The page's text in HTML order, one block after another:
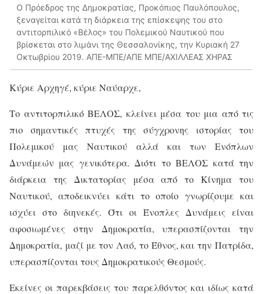
Ο Πρόεδρος της Δημοκρατίας, Προκόπιος Παυλόπουλος,
ξεναγείται κατά τη διάρκεια της επίσκεψης του στο
αντιτορπιλικό «Βέλος» του Πολεμικού Ναυτικού που
βρίσκεται στο λιμάνι της Θεσσαλονίκης, την Κυριακή 27
Οκτωβρίου 2019. ΑΠΕ-ΜΠΕ/ΑΠΕ ΜΠΕ/ΑΧΙΛΛΕΑΣ ΧΗΡΑΣ
Κύριε Αρχηγέ, κύριε Ναύαρχε,
Το αντιτορπιλικό ΒΕΛΟΣ, κλείνει μέσα του μια από τις
πιο σημαντικές πτυχές της σύγχρονης ιστορίας του
Πολεμικού μας Ναυτικού αλλά και των Ενόπλων
Δυνάμεών μας γενικότερα. Διότι το ΒΕΛΟΣ κατά την
διάρκεια της Δικτατορίας μέσα από το Κίνημα του
Ναυτικού, αποδεικνύει κάτι το οποίο γνωρίζουμε και
ισχύει στο διηνεκές. Ότι οι Ένοπλες Δυνάμεις είναι
αφοσιωμένες στην Δημοκρατία, υπερασπίζονται την
Δημοκρατία, μαζί με τον Λαό, το Έθνος, και την Πατρίδα,
υπερασπίζονται τους Δημοκρατικούς Θεσμούς.
Εκείνες οι παρεκβάσεις του παρελθόντος και ιδίως κατά